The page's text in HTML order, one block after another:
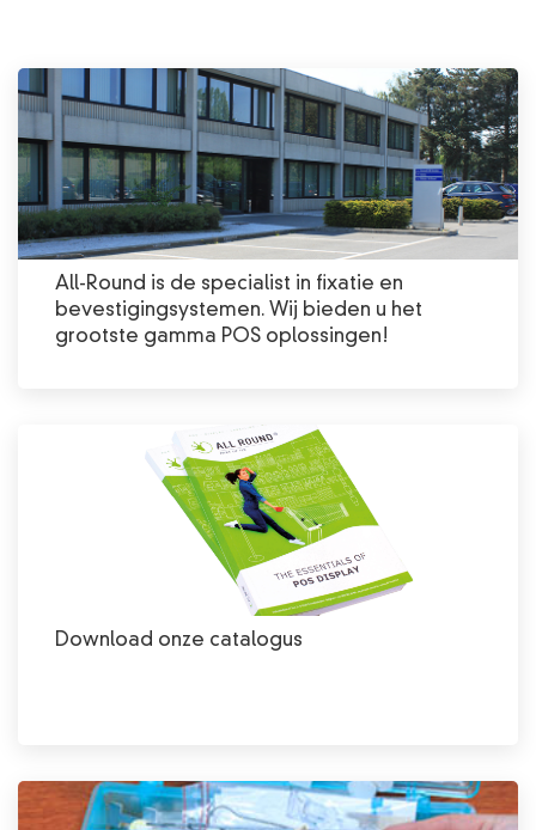
All-Round is de specialist in fixatie en
bevestigingsystemen. Wij bieden u het
grootste gamma POS oplossingen!
Download onze catalogus